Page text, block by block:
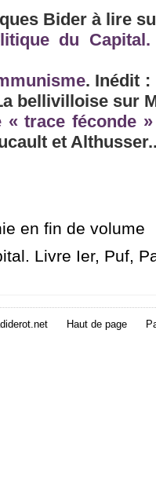
Bider à lire
du
. Inédit :
bellivilloise sur
« trace féconde
et
en fin de volume
Livre Ier, Puf,
Haut de page